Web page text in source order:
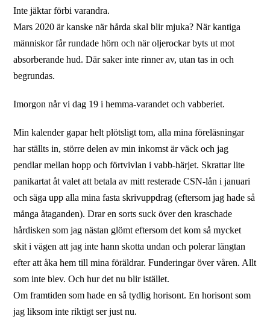
Inte jäktar förbi varandra.
Mars 2020 är kanske när hårda skal blir mjuka? När kantiga
människor får rundade hörn och när oljerockar byts ut mot
absorberande hud. Där saker inte rinner av, utan tas in och
begrundas.
Imorgon når vi dag 19 i hemma-varandet och vabberiet.
Min kalender gapar helt plötsligt tom, alla mina föreläsningar
har ställts in, större delen av min inkomst är väck och jag
pendlar mellan hopp och förtvivlan i vabb-härjet. Skrattar lite
panikartat åt valet att betala av mitt resterade CSN-lån i januari
och säga upp alla mina fasta skrivuppdrag (eftersom jag hade så
många åtaganden). Drar en sorts suck över den kraschade
hårdisken som jag nästan glömt eftersom det kom så mycket
skit i vägen att jag inte hann skotta undan och polerar längtan
efter att åka hem till mina föräldrar. Funderingar över våren. Allt
som inte blev. Och hur det nu blir istället.
Om framtiden som hade en så tydlig horisont. En horisont som
jag liksom inte riktigt ser just nu.